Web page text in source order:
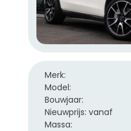
Merk:
Model:
Bouwjaar:
Nieuwprijs: vanaf
Massa: